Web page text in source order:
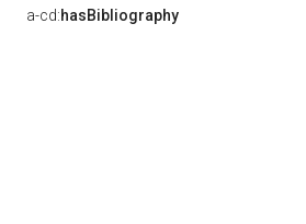
a-cd:hasBibliography